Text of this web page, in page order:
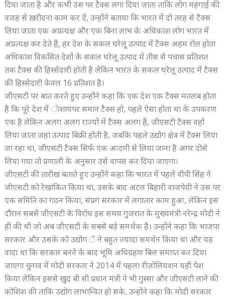
दिया जाता है और कभी उस पर टैक्स लगा दिया जाता ताकि लोग महंगाई की
वजह से ख़रीदना काम कर दें, उन्होंने बताया कि भारत में दो तरह से टैक्स
लिया जाता एक अप्रत्यक्ष और एक बिना लाभ के अधिकांश लोग भारत में
अप्रत्यक्ष कर देते हैं, हर देश के सकल घरेलू उत्पाद में टैक्स अहम रोल होता
अधिकांश विकसित देशों के सकल घरेलू उत्पाद में तीस से पचास प्रतिशत
तक टैक्स की हिस्सेदारी होती है लेकिन भारत के सकल घरेलू उत्पाद में टैक्स
की हिस्सेदारी केवल 16 प्रतिशत है।
जीएसटी पर बात करते हुए उन्होंने कहा कि एक देश एक टैक्स मतलब होता
है कि पूरे देश में ाेशायपर समान टैक्स हो, पहले ऐसा होता था के उपकरण
एक है लेकिन अलग अलग राज्यों में टैक्स अलग हैं, जीएसटी टैक्स वहाँ
लिया जाता जहां उत्पाद बिक्री होती है, जबकि पहले उद्योग क्षेत्र में टैक्स लिया
जा रहा था, जीएसटी टैक्स सिर्फ एक आदमी से लिया जाना है अगर दोसे
लिया गया तो प्रणाली के अनुसार उसे वापस कर दिया जाएगा।
जीएसटी की तारीख बताते हुए उन्होंने कहा कि भारत में पहले वीपी सिंह ने
जीएसटी को रेखांकित किया था, उसके बाद अटल बिहारी वाजपेयी ने उस पर
एक समिति का गठन किया, संप्रग सरकार में लगातार काम हुआ, लेकिन इस
दौरान सबसे जीएसटी के विरोध इस समय गुजरात के मुख्यमंत्री नरेन्द्र मोदी ने
ही की थी जो अब जीएसटी के सबसे बड़े समर्थक हैं। उन्होंने कहा कि भाजपा
सरकार और उसके को उद्योग ै ने बहुत ज्यादा समर्थन किया था और यह
वादा था कि सरकार बनने के बाद भूमि अधिग्रहण बिल समाप्त कर दिया
जाएगा चुनाव में मोदी सरकार ने 2014 में पहला रीज़ोलियशन यही पेश
किया लेकिन इससे खुद बी सी प्रधान मंत्री ने भी गुस्सा और जीएसटी लाने की
कोशिश की ताकि उद्योग लाभान्वित हो सके, उन्होंने कहा कि मोदी सरकार